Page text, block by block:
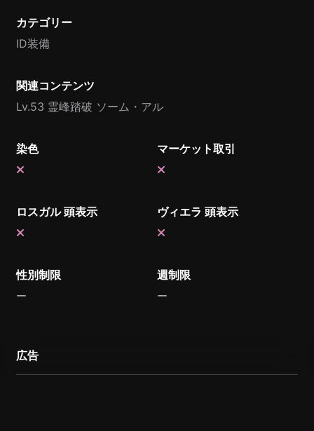
カテゴリー
ID装備
関連コンテンツ
Lv.53 霊峰踏破 ソーム・アル
染色 マーケット取引
ロスガル 頭表示 ヴィエラ 頭表示
性別制限 週制限
広告